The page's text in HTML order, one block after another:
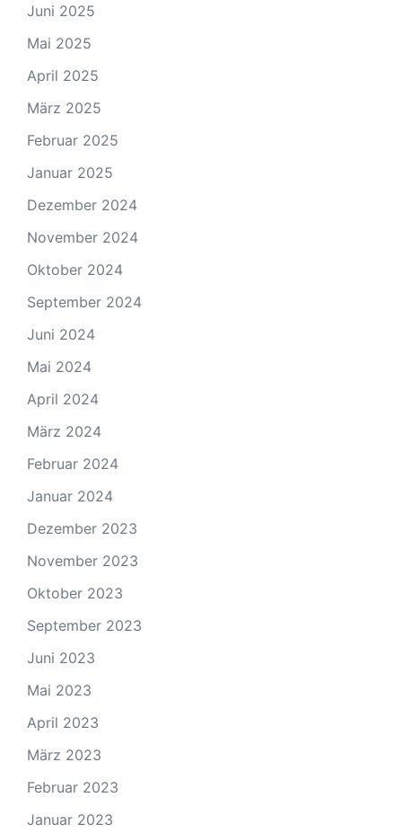
Juni 2025
Mai 2025
April 2025
März 2025
Februar 2025
Januar 2025
Dezember 2024
November 2024
Oktober 2024
September 2024
Juni 2024
Mai 2024
April 2024
März 2024
Februar 2024
Januar 2024
Dezember 2023
November 2023
Oktober 2023
September 2023
Juni 2023
Mai 2023
April 2023
März 2023
Februar 2023
Januar 2023